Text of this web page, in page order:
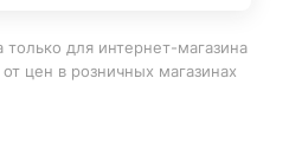
только для интернет-магазина
цен в розничных магазинах